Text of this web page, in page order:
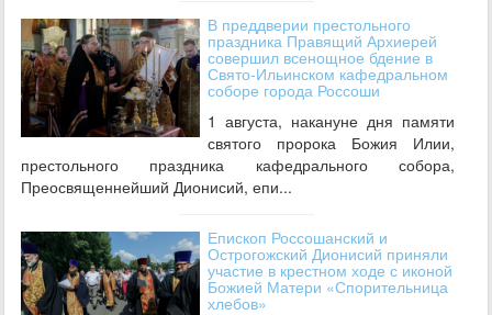
В преддверии престольного
праздника Правящий Архиерей
совершил всенощное бдение в
Свято-Ильинском кафедральном
соборе города Россоши
1 августа, накануне дня памяти
святого пророка Божия Илии,
престольного праздника кафедрального собора,
Преосвященнейший Дионисий, епи...
Епископ Россошанский и
Острогожский Дионисий приняли
участие в крестном ходе с иконой
Божией Матери «Спорительница
хлебов»